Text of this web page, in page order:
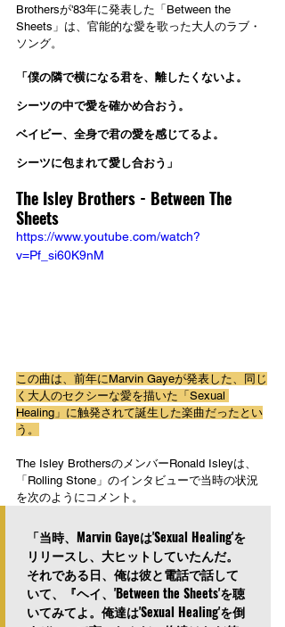
Brothersが'83年に発表した「Between the
Sheets」は、官能的な愛を歌った大人のラブ・
ソング。
「僕の隣で横になる君を、離したくないよ。
シーツの中で愛を確かめ合おう。
ベイビー、全身で君の愛を感じてるよ。
シーツに包まれて愛し合おう」
The Isley Brothers - Between The
Sheets
https://www.youtube.com/watch?
v=Pf_si60K9nM
この曲は、前年にMarvin Gayeが発表した、同じ
く大人のセクシーな愛を描いた「Sexual
Healing」に触発されて誕生した楽曲だったとい
う。
The Isley BrothersのメンバーRonald Isleyは、
「Rolling Stone」のインタビューで当時の状況
を次のようにコメント。
「当時、Marvin Gayeは'Sexual Healing'を
リリースし、大ヒットしていたんだ。
それである日、俺は彼と電話で話して
いて、『ヘイ、'Between the Sheets'を聴
いてみてよ。俺達は'Sexual Healing'を倒